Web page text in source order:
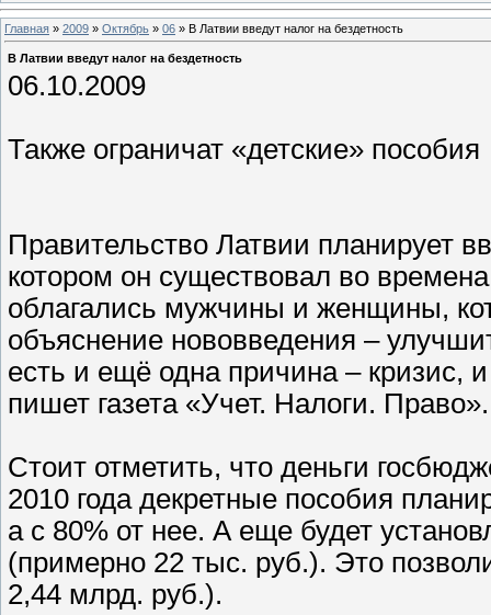
Главная » 2009 » Октябрь » 06 » В Латвии введут налог на бездетность
В Латвии введут налог на бездетность
06.10.2009
Также ограничат «детские» пособия
Правительство Латвии планирует
котором он существовал во
облагались мужчины и женщины,
объяснение нововведения –
есть и ещё одна причина – кризис,
пишет газета «Учет. Налоги. Право».
Стоит отметить, что деньги
2010 года декретные пособия
а с 80% от нее. А еще будет
(примерно 22 тыс. руб.). Это
2,44 млрд. руб.).